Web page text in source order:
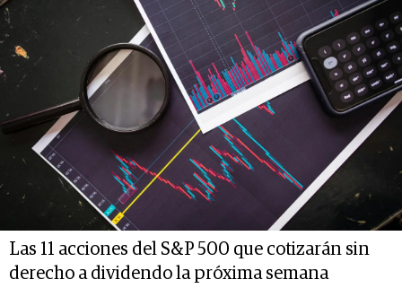
Las 11 acciones del S&P 500 que cotizarán sin
derecho a dividendo la próxima semana